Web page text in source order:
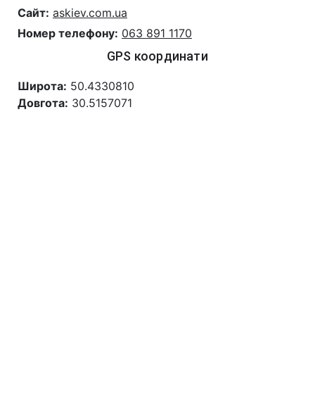
Сайт: askiev.com.ua
Номер телефону: 063 891 1170
GPS координати
Широта: 50.4330810
Довгота: 30.5157071